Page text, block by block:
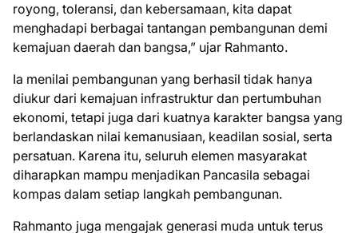
royong, toleransi, dan kebersamaan, kita dapat
menghadapi berbagai tantangan pembangunan demi
kemajuan daerah dan bangsa,” ujar Rahmanto.
Ia menilai pembangunan yang berhasil tidak hanya
diukur dari kemajuan infrastruktur dan pertumbuhan
ekonomi, tetapi juga dari kuatnya karakter bangsa yang
berlandaskan nilai kemanusiaan, keadilan sosial, serta
persatuan. Karena itu, seluruh elemen masyarakat
diharapkan mampu menjadikan Pancasila sebagai
kompas dalam setiap langkah pembangunan.
Rahmanto juga mengajak generasi muda untuk terus